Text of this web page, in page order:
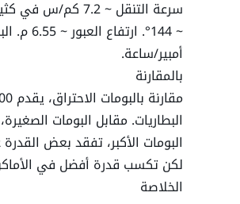
سعة المنصة - غير مقيد
مدى حركة الذراع الجانبي أفقيًا
سرعة القيادة - المنصة
المنصة
أمبير/ساعة.
بالمقارنة
البطاريات. مقابل البومات
البومات الأكبر، تفقد بعض
لكن تكسب قدرة أفضل في
الخلاصة